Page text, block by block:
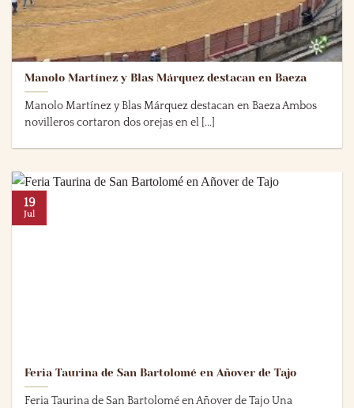
Manolo Martínez y Blas Márquez destacan en Baeza
Manolo Martínez y Blas Márquez destacan en Baeza Ambos
novilleros cortaron dos orejas en el [...]
Feria Taurina de San Bartolomé en Añover de Tajo
Feria Taurina de San Bartolomé en Añover de Tajo Una
19
Jul